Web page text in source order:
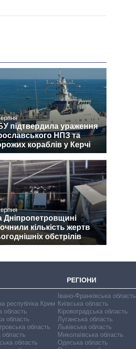
підтвердила ураження
НПЗ та
кораблів у Керчі
Дніпропетровщині
кількість жертв
обстрілів
РЕГІОНИ
республіка Крим
область
область
область
область
область
Івано-Франківська область
Київська область
Кіровоградська область
Луганська область
Львівська область
Миколаївська область
Одеська область